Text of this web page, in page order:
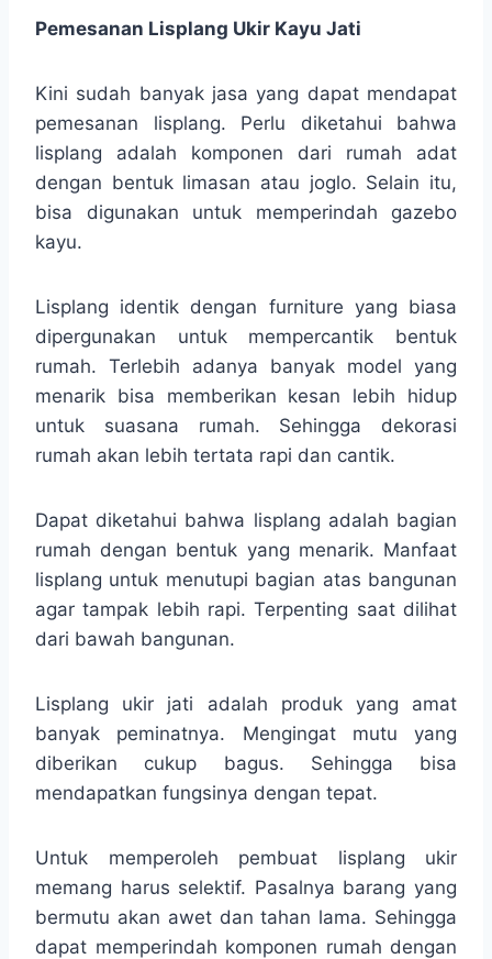
Pemesanan Lisplang Ukir Kayu Jati
Kini sudah banyak jasa yang dapat mendapat
pemesanan lisplang. Perlu diketahui bahwa
lisplang adalah komponen dari rumah adat
dengan bentuk limasan atau joglo. Selain itu,
bisa digunakan untuk memperindah gazebo
kayu.
Lisplang identik dengan furniture yang biasa
dipergunakan untuk mempercantik bentuk
rumah. Terlebih adanya banyak model yang
menarik bisa memberikan kesan lebih hidup
untuk suasana rumah. Sehingga dekorasi
rumah akan lebih tertata rapi dan cantik.
Dapat diketahui bahwa lisplang adalah bagian
rumah dengan bentuk yang menarik. Manfaat
lisplang untuk menutupi bagian atas bangunan
agar tampak lebih rapi. Terpenting saat dilihat
dari bawah bangunan.
Lisplang ukir jati adalah produk yang amat
banyak peminatnya. Mengingat mutu yang
diberikan cukup bagus. Sehingga bisa
mendapatkan fungsinya dengan tepat.
Untuk memperoleh pembuat lisplang ukir
memang harus selektif. Pasalnya barang yang
bermutu akan awet dan tahan lama. Sehingga
dapat memperindah komponen rumah dengan